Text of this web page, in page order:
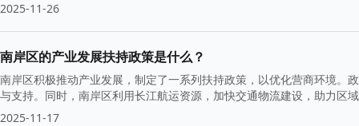
2025-11-26
南岸区的产业发展扶持政策是什么？
南岸区积极推动产业发展，制定了一系列扶持政策，以优化营商环境。
与支持。同时，南岸区利用长江航运资源，加快交通物流建设，助力区
2025-11-17